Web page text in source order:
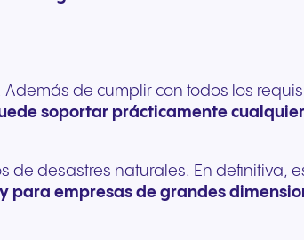
Además de cumplir con todos los
soportar prácticamente
desastres naturales. En definitiva,
para empresas de grandes